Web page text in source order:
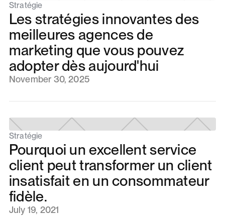
Stratégie
Les stratégies innovantes des
meilleures agences de
marketing que vous pouvez
adopter dès aujourd'hui
November 30, 2025
Stratégie
Pourquoi un excellent service
client peut transformer un client
insatisfait en un consommateur
fidèle.
July 19, 2021